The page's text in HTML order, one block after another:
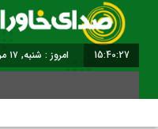
15:40:28 امروز : شنبه, ۱۷ مرداد , ۱۴۰۵